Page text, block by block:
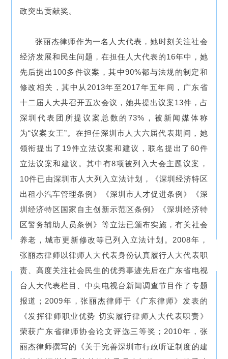
政突出贡献奖。
张丽杰律师作为一名人大代表，她时刻关注社会
经济发展和民生问题，在担任人大代表的16年中，她
先后提出100多件议案，其中90%都与法规的制定和
修改相关，其中从2013年至2017年五年间，广东省
十二届人大共召开五次会议，她共提出议案13件，占
深圳代表团所提议案总数的73%，被新闻媒体称
为“议案女王”。在担任深圳市人大六届代表期间，她
领衔提出了19件立法议案和建议，联名提出了60件
立法议案和建议。其中有8项被列入大会主题议案，
10件已由深圳市人大列入立法计划，《深圳经济特区
出租小汽车管理条例》《深圳市人才促进条例》《深
圳经济特区国家自主创新示范区条例》《深圳经济特
区警务辅助人员条例》等立法已颁布实施，有关社会
养老，城市更新修改等已列入立法计划。2008年，
张丽杰律师以律师人大代表身份认真履行人大代表职
责、高度关注社会民生的优秀事迹先后在广东省电视
台人大代表栏目、中央电视台新闻调查节目作了专题
报道；2009年，张丽杰律师于《广东律师》发表的
《发挥律师职业优势 切实履行律师人大代表职责》
荣获广东省律师协会论文评选三等奖；2010年，张
丽杰律师撰写的《关于完善深圳市行政听证制度的建